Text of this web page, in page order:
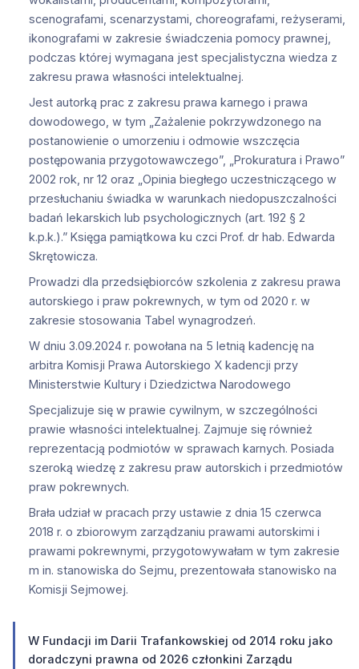
scenografami, scenarzystami, choreografami, reżyserami,
ikonografami w zakresie świadczenia pomocy prawnej,
podczas której wymagana jest specjalistyczna wiedza z
zakresu prawa własności intelektualnej.
Jest autorką prac z zakresu prawa karnego i prawa
dowodowego, w tym „Zażalenie pokrzywdzonego na
postanowienie o umorzeniu i odmowie wszczęcia
postępowania przygotowawczego”, „Prokuratura i Prawo”
2002 rok, nr 12 oraz „Opinia biegłego uczestniczącego w
przesłuchaniu świadka w warunkach niedopuszczalności
badań lekarskich lub psychologicznych (art. 192 § 2
k.p.k.).” Księga pamiątkowa ku czci Prof. dr hab. Edwarda
Skrętowicza.
Prowadzi dla przedsiębiorców szkolenia z zakresu prawa
autorskiego i praw pokrewnych, w tym od 2020 r. w
zakresie stosowania Tabel wynagrodzeń.
W dniu 3.09.2024 r. powołana na 5 letnią kadencję na
arbitra Komisji Prawa Autorskiego X kadencji przy
Ministerstwie Kultury i Dziedzictwa Narodowego
Specjalizuje się w prawie cywilnym, w szczególności
prawie własności intelektualnej. Zajmuje się również
reprezentacją podmiotów w sprawach karnych. Posiada
szeroką wiedzę z zakresu praw autorskich i przedmiotów
praw pokrewnych.
Brała udział w pracach przy ustawie z dnia 15 czerwca
2018 r. o zbiorowym zarządzaniu prawami autorskimi i
prawami pokrewnymi, przygotowywałam w tym zakresie
m in. stanowiska do Sejmu, prezentowała stanowisko na
Komisji Sejmowej.
W Fundacji im Darii Trafankowskiej od 2014 roku jako
doradczyni prawna od 2026 członkini Zarządu